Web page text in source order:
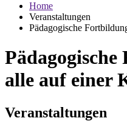
Home
Veranstaltungen
Pädagogische
alle auf einer
Veranstaltungen